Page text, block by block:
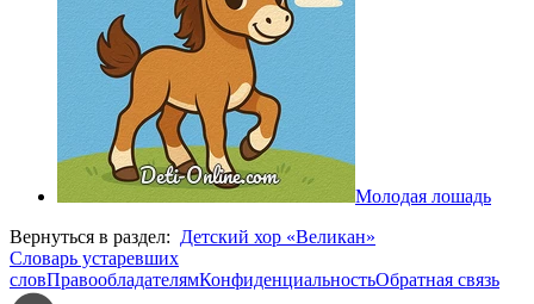
Молодая лошадь
Вернуться в раздел: Детский хор «Великан»
Словарь устаревших
словПравообладателямКонфиденциальностьОбратная связь